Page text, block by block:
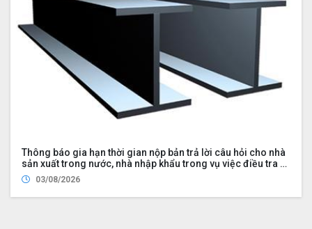
Thông báo gia hạn thời gian nộp bản trả lời câu hỏi cho nhà
sản xuất trong nước, nhà nhập khẩu trong vụ việc điều tra rà
soát cuối kỳ việc áp dụng biện pháp chống bán phá giá đối
với một số sản phẩm thép hình chữ H có xuất xứ từ Cộng hòa
nhân dân Trung Hoa (Mã vụ việc: ER02.AD03)
03/08/2026